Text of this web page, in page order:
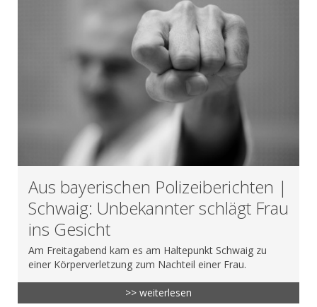
Aus bayerischen Polizeiberichten |
Schwaig: Unbekannter schlägt Frau
ins Gesicht
Am Freitagabend kam es am Haltepunkt Schwaig zu
einer Körperverletzung zum Nachteil einer Frau.
>> weiterlesen